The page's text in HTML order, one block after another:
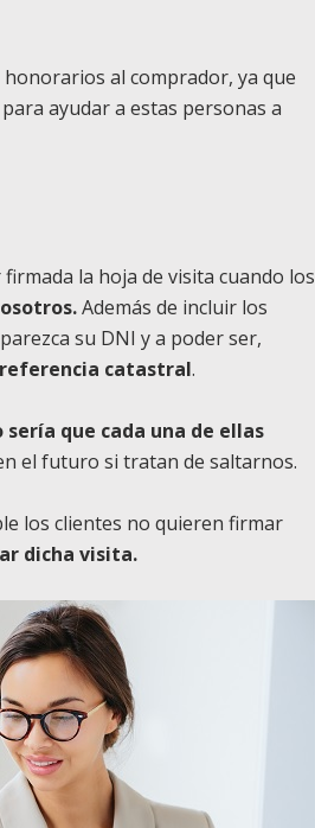
al comprador, ya que
ayudar a estas personas a
la hoja de visita cuando los
Además de incluir los
su DNI y a poder ser,
catastral.
que cada una de ellas
el futuro si tratan de saltarnos.
los clientes no quieren firmar
dicha visita.